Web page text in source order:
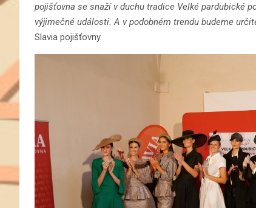
pojišťovna se snaží v duchu tradice Velké pardubické
výjimečné události. A v podobném trendu budeme
Slavia pojišťovny.